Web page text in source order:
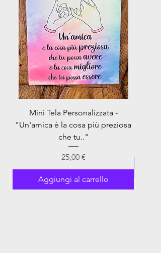
Mini Tela Personalizzata -
"Un'amica è la cosa più preziosa
che tu.."
Prezzo
25,00 €
Aggiungi al carrello